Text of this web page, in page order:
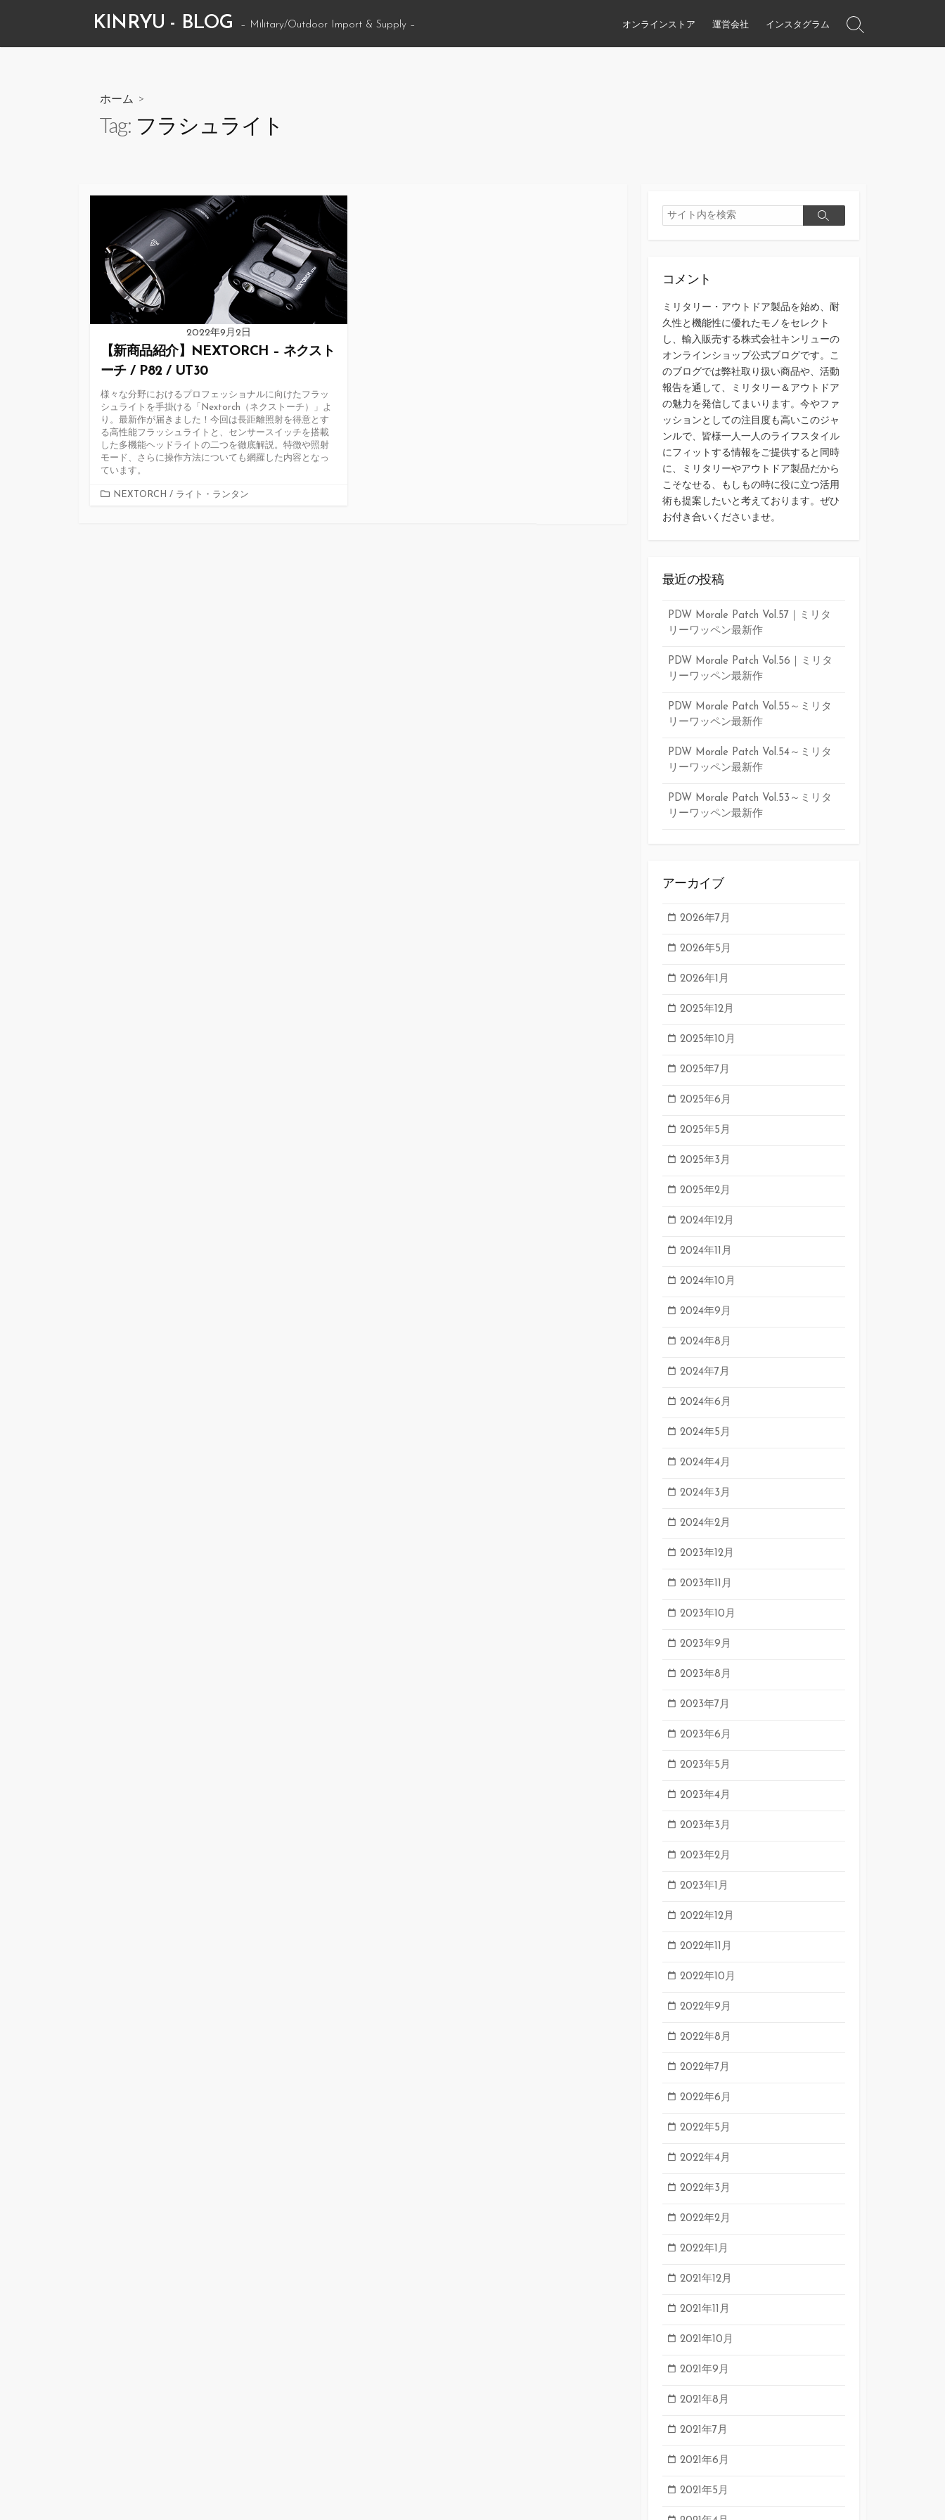
テ
KINRYU - BLOG – Military/Outdoor Import & Supply – オンラインストア 運営会社 インスタグラム
検
索
ホーム >
Tag: フラシュライト
2022年9月2日
【新商品紹介】NEXTORCH – ネクスト
ーチ / P82 / UT30
様々な分野におけるプロフェッショナルに向けたフラッ
シュライトを手掛ける「Nextorch（ネクストーチ）」よ
り。最新作が届きました！今回は長距離照射を得意とす
る高性能フラッシュライトと、センサースイッチを搭載
した多機能ヘッドライトの二つを徹底解説。特徴や照射
モード、さらに操作方法についても網羅した内容となっ
ています。
カ
NEXTORCH / ライト・ランタン
検
索
検
コメント
ミリタリー・アウトドア製品を始め、耐
久性と機能性に優れたモノをセレクト
し、輸入販売する株式会社キンリューの
オンラインショップ公式ブログです。こ
のブログでは弊社取り扱い商品や、活動
報告を通して、ミリタリー＆アウトドア
の魅力を発信してまいります。今やファ
ッションとしての注目度も高いこのジャ
ンルで、皆様一人一人のライフスタイル
にフィットする情報をご提供すると同時
に、ミリタリーやアウトドア製品だから
こそなせる、もしもの時に役に立つ活用
術も提案したいと考えております。ぜひ
お付き合いくださいませ。
最近の投稿
PDW Morale Patch Vol.57｜ミリタ
リーワッペン最新作
PDW Morale Patch Vol.56｜ミリタ
リーワッペン最新作
PDW Morale Patch Vol.55～ミリタ
リーワッペン最新作
PDW Morale Patch Vol.54～ミリタ
リーワッペン最新作
PDW Morale Patch Vol.53～ミリタ
リーワッペン最新作
アーカイブ
2026年7月
2026年5月
2026年1月
2025年12月
2025年10月
2025年7月
2025年6月
2025年5月
2025年3月
2025年2月
2024年12月
2024年11月
2024年10月
2024年9月
2024年8月
2024年7月
2024年6月
2024年5月
2024年4月
2024年3月
2024年2月
2023年12月
2023年11月
2023年10月
2023年9月
2023年8月
2023年7月
2023年6月
2023年5月
2023年4月
2023年3月
2023年2月
2023年1月
2022年12月
2022年11月
2022年10月
2022年9月
2022年8月
2022年7月
2022年6月
2022年5月
2022年4月
2022年3月
2022年2月
2022年1月
2021年12月
2021年11月
2021年10月
2021年9月
2021年8月
2021年7月
2021年6月
2021年5月